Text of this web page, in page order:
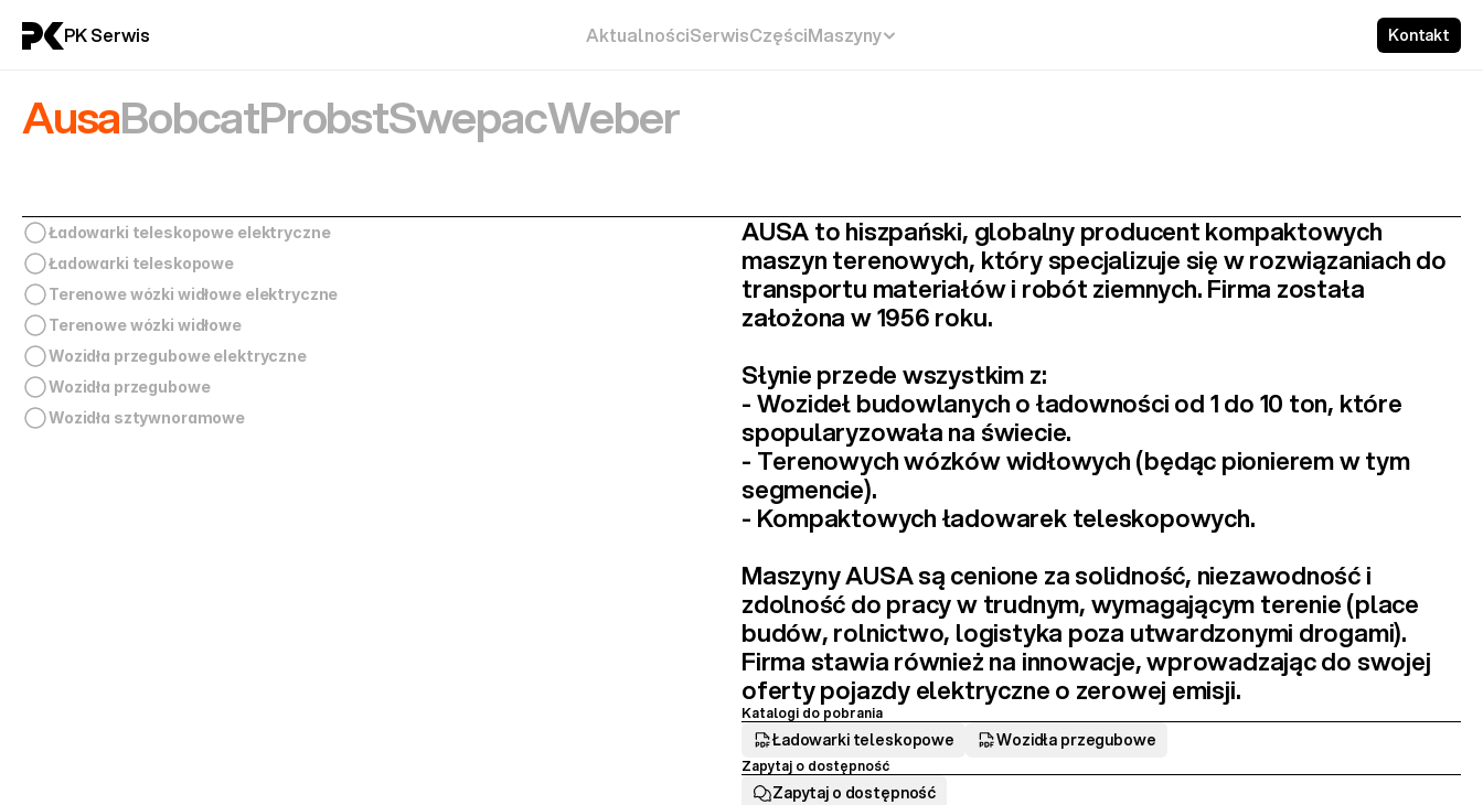
AusaBobcatProbstSwepacWeber
Ładowarki teleskopowe elektryczne
Ładowarki teleskopowe
Terenowe wózki widłowe elektryczne
Terenowe wózki widłowe
Wozidła przegubowe elektryczne
Wozidła przegubowe
Wozidła sztywnoramowe
AUSA to hiszpański, globalny producent kompaktowych
maszyn terenowych, który specjalizuje się w rozwiązaniach do
transportu materiałów i robót ziemnych. Firma została
założona w 1956 roku.
Słynie przede wszystkim z:
- Wozideł budowlanych o ładowności od 1 do 10 ton, które
spopularyzowała na świecie.
- Terenowych wózków widłowych (będąc pionierem w tym
segmencie).
- Kompaktowych ładowarek teleskopowych.
Maszyny AUSA są cenione za solidność, niezawodność i
zdolność do pracy w trudnym, wymagającym terenie (place
budów, rolnictwo, logistyka poza utwardzonymi drogami).
Firma stawia również na innowacje, wprowadzając do swojej
oferty pojazdy elektryczne o zerowej emisji.
Katalogi do pobrania
Ładowarki teleskopowe Wozidła przegubowe
Zapytaj o dostępność
Zapytaj o dostępność
PK Serwis AktualnościSerwisCzęściMaszyny Kontakt